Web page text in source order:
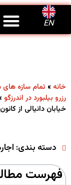
EN
خانه » تمام سازه های
رزرو بیلبورد در اندرزگو
خیابان دانیالی از
دسته بندی:
فهرست